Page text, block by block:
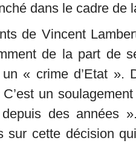
dans le cadre de
de Vincent
de la part de
« crime d’Etat ».
un soulagement
depuis des années
sur cette décision